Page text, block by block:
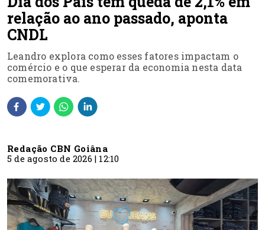
relação ao ano passado, aponta
CNDL
Leandro explora como esses fatores impactam o
comércio e o que esperar da economia nesta data
comemorativa.
Redação CBN Goiâna
5 de agosto de 2026 | 12:10